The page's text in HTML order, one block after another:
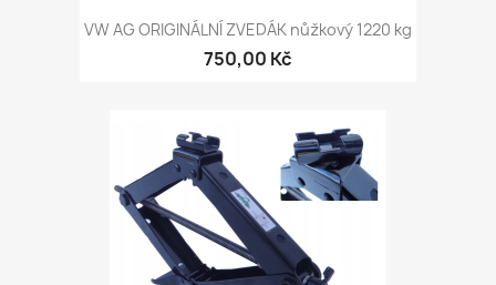
VW AG ORIGINÁLNÍ ZVEDÁK nůžkový 1220 kg
750,00 Kč